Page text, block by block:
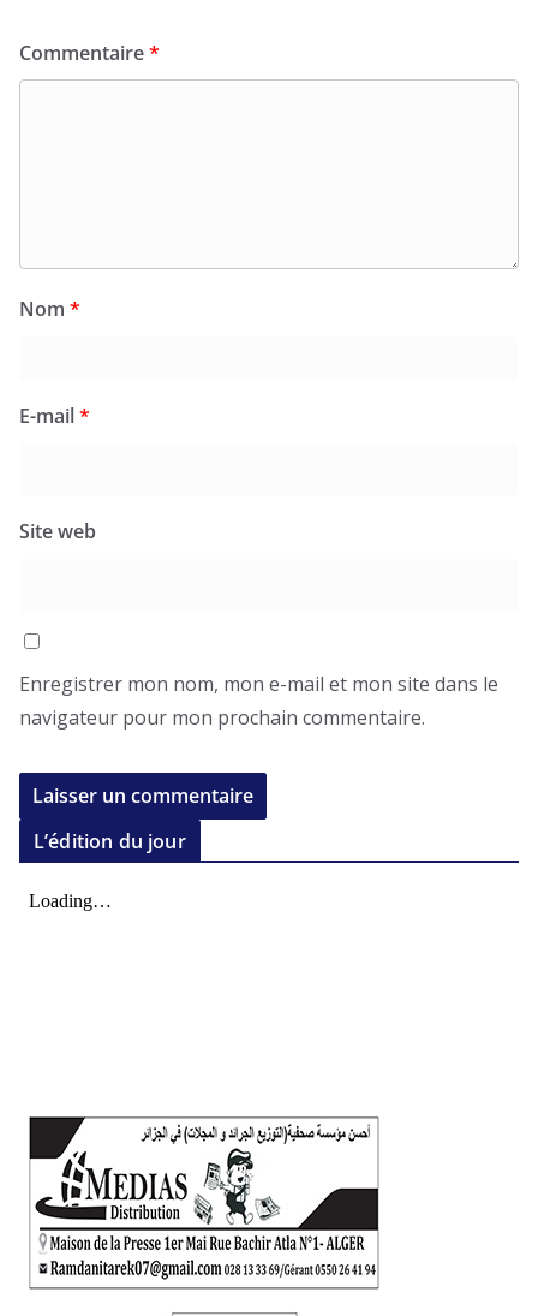
Commentaire*
Nom *
E-mail*
Site web
Enregistrer mon nom, mon e-mail et mon site dans le
navigateur pour mon prochain commentaire.
L’édition du jour